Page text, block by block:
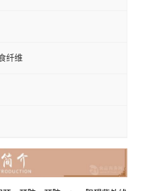
纤维